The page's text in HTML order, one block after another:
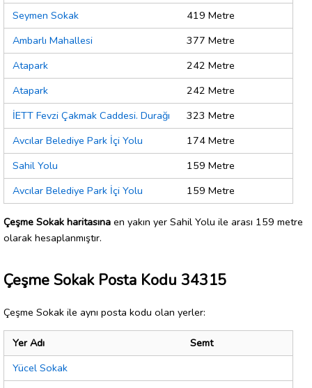
Seymen Sokak
419 Metre
Ambarlı Mahallesi
377 Metre
Atapark
242 Metre
Atapark
242 Metre
İETT Fevzi Çakmak Caddesi. Durağı
323 Metre
Avcılar Belediye Park İçi Yolu
174 Metre
Sahil Yolu
159 Metre
Avcılar Belediye Park İçi Yolu
159 Metre
Çeşme Sokak haritasına en yakın yer Sahil Yolu ile arası 159 metre
olarak hesaplanmıştır.
Çeşme Sokak Posta Kodu 34315
Çeşme Sokak ile aynı posta kodu olan yerler:
Yer Adı
Semt
Yücel Sokak